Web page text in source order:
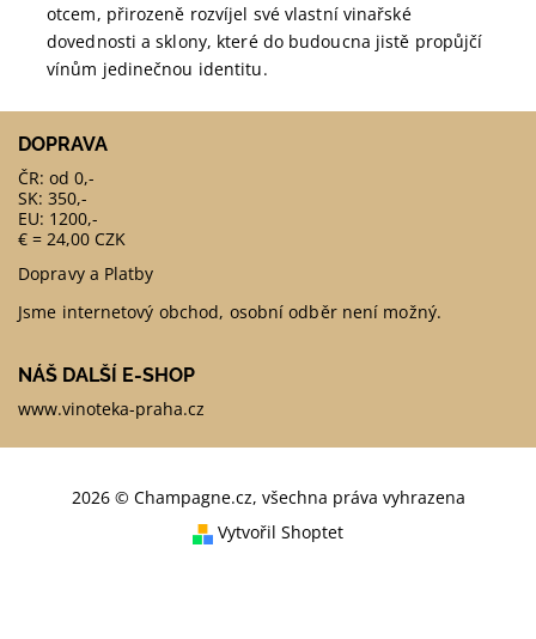
otcem, přirozeně rozvíjel své vlastní vinařské
dovednosti a sklony, které do budoucna jistě propůjčí
vínům jedinečnou identitu.
DOPRAVA
ČR: od 0,-
SK: 350,-
EU: 1200,-
€ = 24,00 CZK
Dopravy a Platby
Jsme internetový obchod, osobní odběr není možný.
NÁŠ DALŠÍ E-SHOP
www.vinoteka-praha.cz
2026 © Champagne.cz, všechna práva vyhrazena
Vytvořil Shoptet